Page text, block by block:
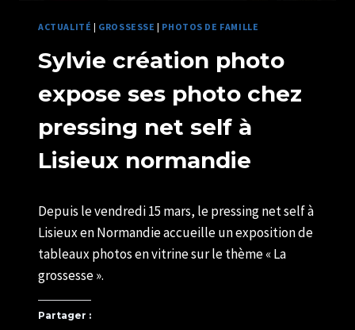
ACTUALITÉ | GROSSESSE | PHOTOS DE FAMILLE
Sylvie création photo
expose ses photo chez
pressing net self à
Lisieux normandie
U82599339
Depuis le vendredi 15 mars, le pressing net self à
Lisieux en Normandie accueille un exposition de
tableaux photos en vitrine sur le thème « La
grossesse ».
Partager :